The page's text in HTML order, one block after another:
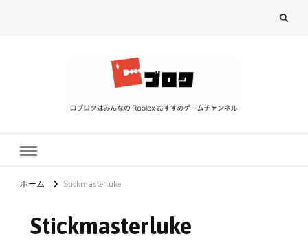
ホーム Stickmasterluke
Stickmasterluke